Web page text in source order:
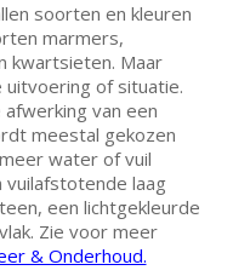
soorten en kleuren
marmers,
kwartsieten. Maar
of situatie.
van een
meestal gekozen
water of vuil
vuilafstotende laag
een lichtgekleurde
Zie voor meer
& Onderhoud.